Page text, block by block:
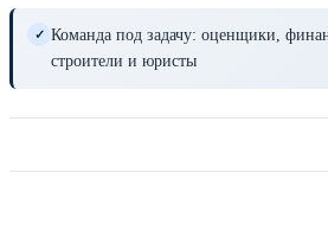
✓ Команда под задачу: оценщики,
строители и юристы